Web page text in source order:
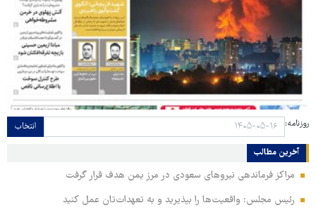
روزنامه: انتخاب
آخرین مطالب
مراکز فرماندهی نیروهای سعودی در مرز یمن هدف قرار گرفت
رئیس مجلس: واقعیت‌ها را بپذیرید و به تعهدات‌تان عمل کنید